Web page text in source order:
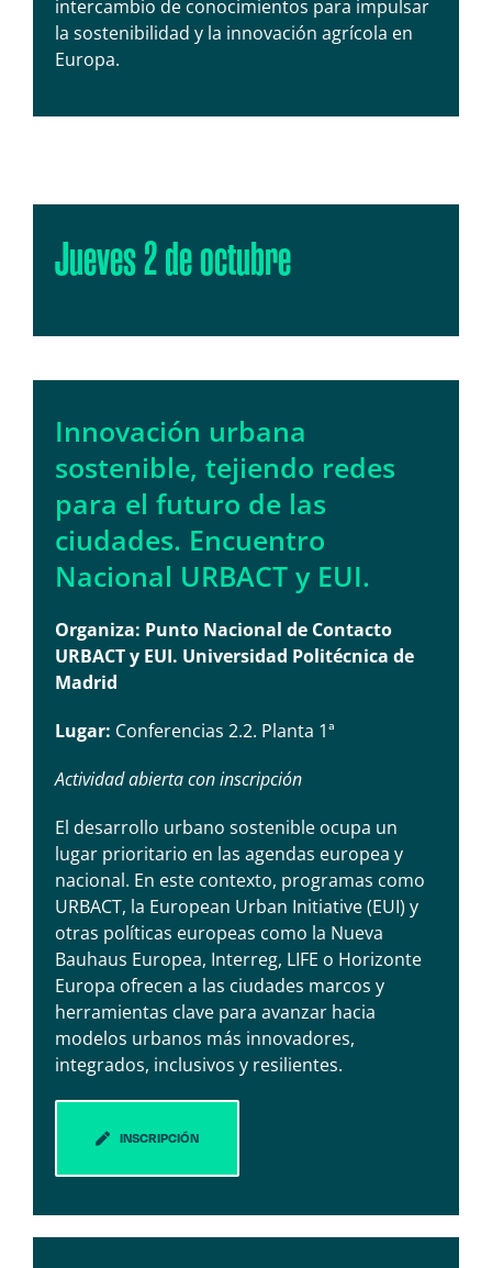
intercambio de conocimientos para impulsar
la sostenibilidad y la innovación agrícola en
Europa.
Jueves 2 de octubre
Innovación urbana
sostenible, tejiendo redes
para el futuro de las
ciudades. Encuentro
Nacional URBACT y EUI.
Organiza: Punto Nacional de Contacto
URBACT y EUI. Universidad Politécnica de
Madrid
Lugar: Conferencias 2.2. Planta 1ª
Actividad abierta con inscripción
El desarrollo urbano sostenible ocupa un
lugar prioritario en las agendas europea y
nacional. En este contexto, programas como
URBACT, la European Urban Initiative (EUI) y
otras políticas europeas como la Nueva
Bauhaus Europea, Interreg, LIFE o Horizonte
Europa ofrecen a las ciudades marcos y
herramientas clave para avanzar hacia
modelos urbanos más innovadores,
integrados, inclusivos y resilientes.
INSCRIPCIÓN